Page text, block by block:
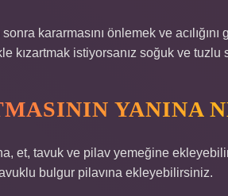
kararmasını önlemek ve
kızartmak istiyorsanız soğuk ve
YANINA
et, tavuk ve pilav yemeğine
bulgur pilavına ekleyebilirsiniz.